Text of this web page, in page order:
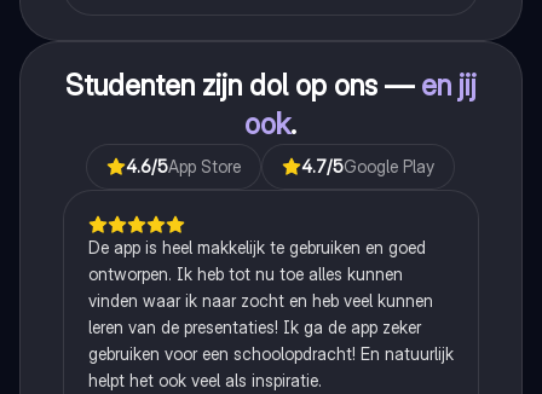
Studenten zijn dol op ons — en jij
ook.
4.6/5App Store 4.7/5Google Play
De app is heel makkelijk te gebruiken en goed
ontworpen. Ik heb tot nu toe alles kunnen
vinden waar ik naar zocht en heb veel kunnen
leren van de presentaties! Ik ga de app zeker
gebruiken voor een schoolopdracht! En natuurlijk
helpt het ook veel als inspiratie.